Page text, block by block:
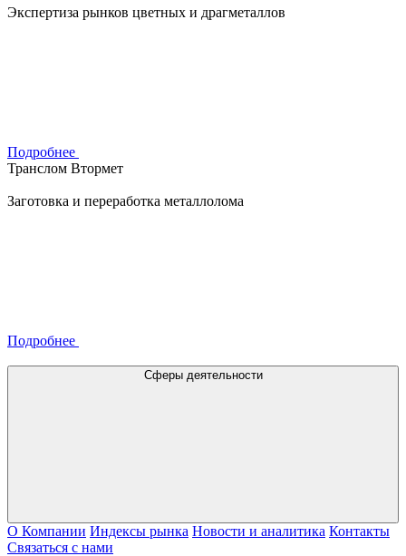
Экспертиза рынков цветных и драгметаллов
Подробнее
Транслом Втормет
Заготовка и переработка металлолома
Подробнее
Сферы деятельности
О Компании Индексы рынка Новости и аналитика Контакты
Связаться с нами